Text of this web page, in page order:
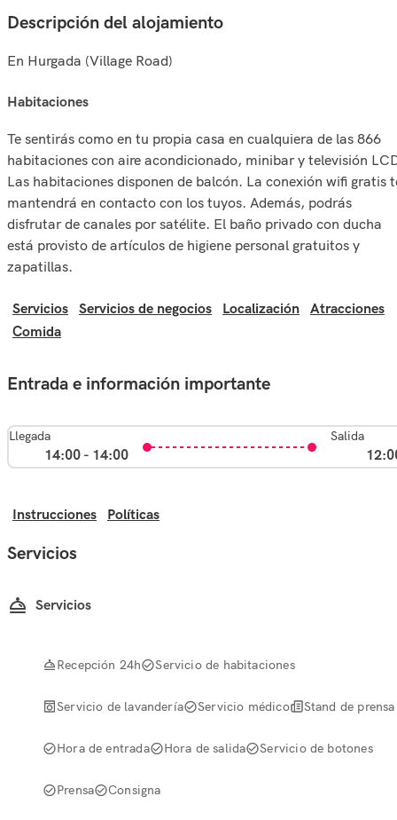
Descripción del alojamiento
En Hurgada (Village Road)
habitaciones
Te sentirás como en tu propia casa en cualquiera de las 866
habitaciones con aire acondicionado, minibar y televisión
Las habitaciones disponen de balcón. La conexión wifi gratis
mantendrá en contacto con los tuyos. Además, podrás
disfrutar de canales por satélite. El baño privado con ducha
está provisto de artículos de higiene personal gratuitos y
zapatillas.
Servicios Servicios de negocios Localización
Atracciones
Comida
Entrada e información importante
Llegada
14:00 - 14:00
Salida
Instrucciones Políticas
Servicios
Servicios
Recepción 24h Servicio de habitaciones
Servicio de lavandería Servicio médico Stand de prensa
Hora de entrada Hora de salida Servicio de botones
Prensa Consigna